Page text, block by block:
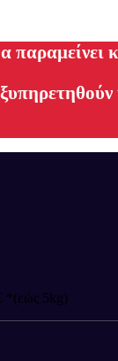
παραμείνει
*(εώς 5kg)